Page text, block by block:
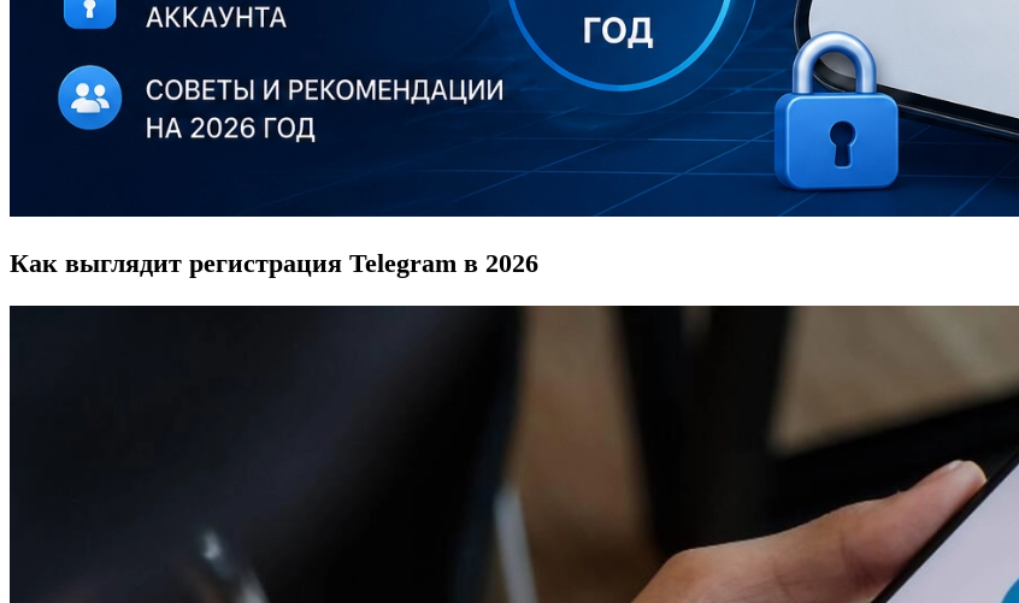
Как выглядит регистрация Telegram в 2026